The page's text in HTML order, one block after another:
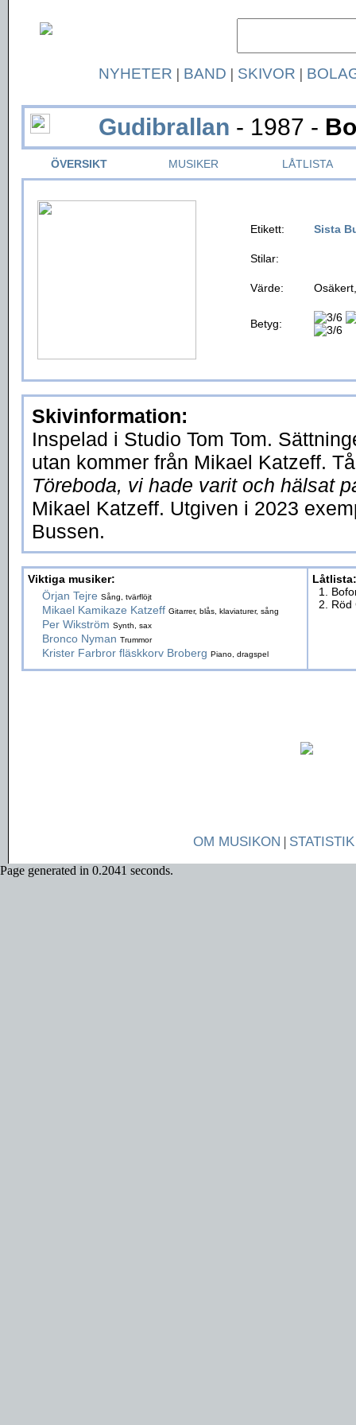
NYHETER | BAND | SKIVOR |
Gudibrallan - 1987 -
ÖVERSIKT MUSIKER LÅTLISTA
Etikett: Sista
Stilar:
Värde:
Betyg:
Skivinformation:
Inspelad i Studio Tom Tom.
utan kommer från Mikael Katzeff.
Töreboda, vi hade varit och hälsat
Mikael Katzeff. Utgiven i 2023
Bussen.
Viktiga musiker:
Örjan Tejre Sång, tvärflöjt
Mikael Kamikaze Katzeff Gitarrer, blås, klaviaturer, sång
Per Wikström Synth, sax
Bronco Nyman Trummor
Krister Farbror fläskkorv Broberg Piano, dragspel
Låtlista:
1.
2. Röd
OM MUSIKON | STATISTIK
Page generated in 0.2041 seconds.